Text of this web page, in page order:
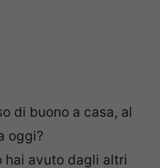
di buono a casa, al
oggi?
hai avuto dagli altri